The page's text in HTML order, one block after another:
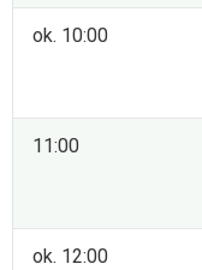
ok. 10:00
11:00
ok. 12:00